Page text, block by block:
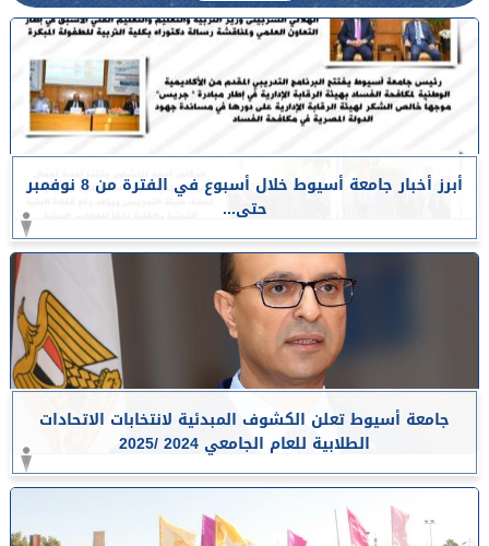
أبرز أخبار جامعة أسيوط خلال أسبوع في الفترة من 8 نوفمبر
حتى...
جامعة أسيوط تعلن الكشوف المبدئية لانتخابات الاتحادات
الطلابية للعام الجامعي 2024 /2025